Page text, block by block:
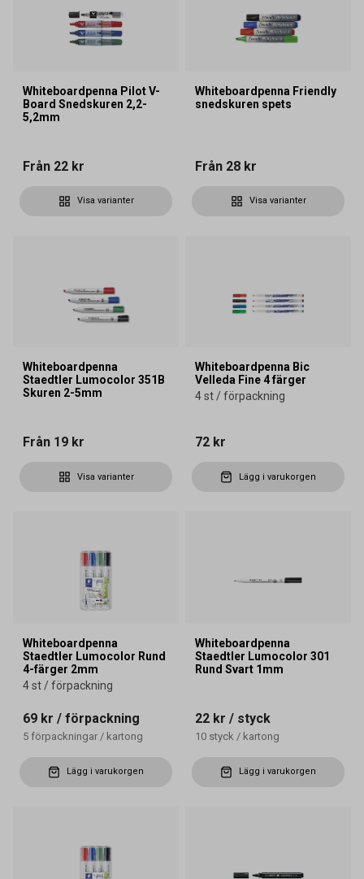
Whiteboardpenna Pilot V-
Board Snedskuren 2,2-
5,2mm
Från 22 kr
Visa varianter
Whiteboardpenna Friendly
snedskuren spets
Från 28 kr
Visa varianter
Whiteboardpenna
Staedtler Lumocolor 351B
Skuren 2-5mm
Från 19 kr
Visa varianter
Whiteboardpenna Bic
Velleda Fine 4 färger
4 st / förpackning
72 kr
Lägg i varukorgen
Whiteboardpenna
Staedtler Lumocolor Rund
4-färger 2mm
4 st / förpackning
69 kr / förpackning
5 förpackningar / kartong
Lägg i varukorgen
Whiteboardpenna
Staedtler Lumocolor 301
Rund Svart 1mm
22 kr / styck
10 styck / kartong
Lägg i varukorgen